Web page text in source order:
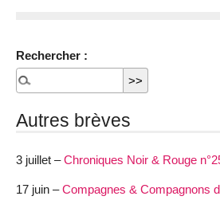
Rechercher :
Autres brèves
3 juillet –Chroniques Noir & Rouge
17 juin –Compagnes & Compagnons